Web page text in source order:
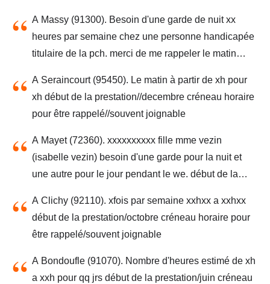
> une habitation existante -> résidence principale
A Massy (91300). Besoin d'une garde de nuit xx
heures par semaine chez une personne handicapée
titulaire de la pch. merci de me rappeler le matin
horaire pour être rappelé// souvent joignable
A Seraincourt (95450). Le matin à partir de xh pour
xh début de la prestation//decembre créneau horaire
pour être rappelé//souvent joignable
A Mayet (72360). xxxxxxxxxx fille mme vezin
(isabelle vezin) besoin d'une garde pour la nuit et
une autre pour le jour pendant le we. début de la
rappelé/souvent joignable
A Clichy (92110). xfois par semaine xxhxx a xxhxx
début de la prestation/octobre créneau horaire pour
être rappelé/souvent joignable
A Bondoufle (91070). Nombre d'heures estimé de xh
a xxh pour qq jrs début de la prestation/juin créneau